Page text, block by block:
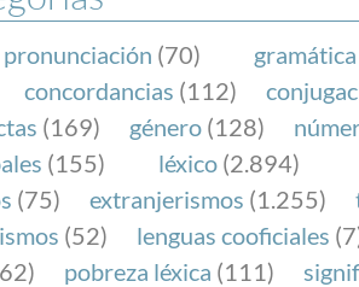
una fundación patrocinada por la
Española, cuyo objetivo es
español en los medios de
pronunciación (70) gramática
concordancias (112)
(169) género (128)
(155) léxico (2.894)
(75) extranjerismos (1.255)
(52) lenguas cooficiales
pobreza léxica (111)